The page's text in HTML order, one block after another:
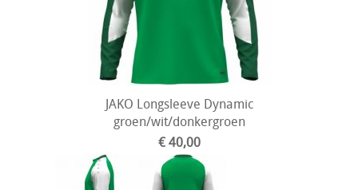
JAKO Longsleeve Dynamic
groen/wit/donkergroen
€ 40,00